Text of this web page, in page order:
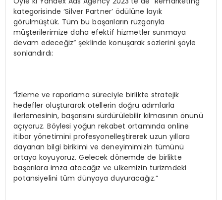
kategorisinde ‘Silver Partner’ ödülüne layık
görülmüştük. Tüm bu başarıların rüzgarıyla
müşterilerimize daha efektif hizmetler sunmaya
devam edeceğiz” şeklinde konuşarak sözlerini şöyle
sonlandırdı:
“İzleme ve raporlama süreciyle birlikte stratejik
hedefler oluşturarak otellerin doğru adımlarla
ilerlemesinin, başarısını sürdürülebilir kılmasının önünü
açıyoruz. Böylesi yoğun rekabet ortamında online
itibar yönetimini profesyonelleştirerek uzun yıllara
dayanan bilgi birikimi ve deneyimimizin tümünü
ortaya koyuyoruz. Gelecek dönemde de birlikte
başarılara imza atacağız ve ülkemizin turizmdeki
potansiyelini tüm dünyaya duyuracağız.”